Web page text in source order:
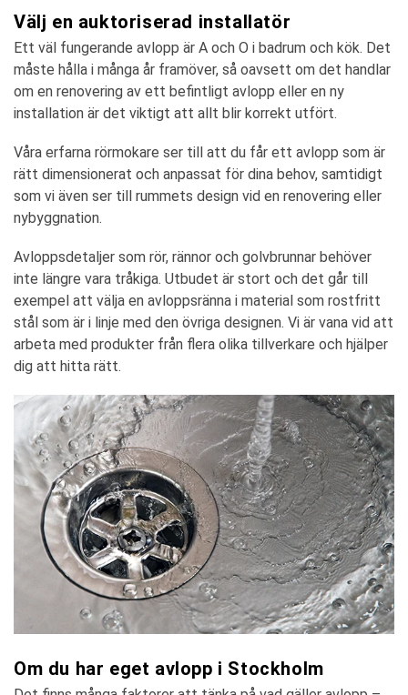
Välj en auktoriserad installatör
Ett väl fungerande avlopp är A och O i badrum och kök. Det
måste hålla i många år framöver, så oavsett om det handlar
om en renovering av ett befintligt avlopp eller en ny
installation är det viktigt att allt blir korrekt utfört.
Våra erfarna rörmokare ser till att du får ett avlopp som är
rätt dimensionerat och anpassat för dina behov, samtidigt
som vi även ser till rummets design vid en renovering eller
nybyggnation.
Avloppsdetaljer som rör, rännor och golvbrunnar behöver
inte längre vara tråkiga. Utbudet är stort och det går till
exempel att välja en avloppsränna i material som rostfritt
stål som är i linje med den övriga designen. Vi är vana vid att
arbeta med produkter från flera olika tillverkare och hjälper
dig att hitta rätt.
Om du har eget avlopp i Stockholm